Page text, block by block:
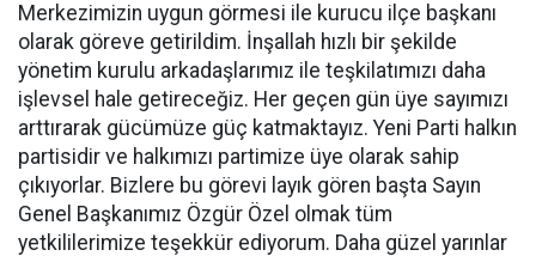
Merkezimizin uygun görmesi ile kurucu ilçe başkanı
olarak göreve getirildim. İnşallah hızlı bir şekilde
yönetim kurulu arkadaşlarımız ile teşkilatımızı daha
işlevsel hale getireceğiz. Her geçen gün üye sayımızı
arttırarak gücümüze güç katmaktayız. Yeni Parti halkın
partisidir ve halkımızı partimize üye olarak sahip
çıkıyorlar. Bizlere bu görevi layık gören başta Sayın
Genel Başkanımız Özgür Özel olmak tüm
yetkililerimize teşekkür ediyorum. Daha güzel yarınlar